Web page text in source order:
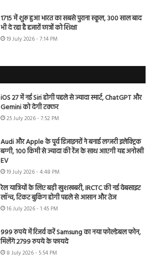
1715 में शुरू हुआ भारत का सबसे पुराना स्कूल, 300 साल बाद
भी दे रहा है हजारों छात्रों को शिक्षा
19 July 2026 - 7:14 PM
iOS 27 में नई Siri होगी पहले से ज्यादा स्मार्ट, ChatGPT और
Gemini को देगी टक्कर
25 July 2026 - 7:52 PM
Audi और Apple के पूर्व डिजाइनरों ने बनाई लग्जरी इलेक्ट्रिक
बग्गी, 100 किमी से ज्यादा की रेंज के साथ आएगी यह अनोखी
EV
19 July 2026 - 4:48 PM
रेल यात्रियों के लिए बड़ी खुशखबरी, IRCTC की नई वेबसाइट
लॉन्च, टिकट बुकिंग होगी पहले से आसान और तेज
16 July 2026 - 1:45 PM
999 रुपये में रिजर्व करें Samsung का नया फोल्डेबल फोन,
मिलेंगे 2799 रुपये के फायदे
8 July 2026 - 5:54 PM